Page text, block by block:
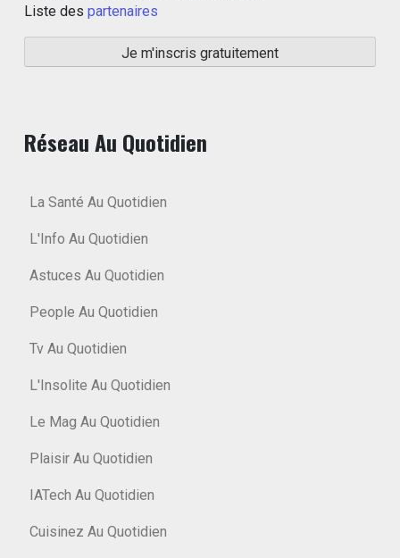
Liste des partenaires
Réseau Au Quotidien
La Santé Au Quotidien
L'Info Au Quotidien
Astuces Au Quotidien
People Au Quotidien
Tv Au Quotidien
L'Insolite Au Quotidien
Le Mag Au Quotidien
Plaisir Au Quotidien
IATech Au Quotidien
Cuisinez Au Quotidien